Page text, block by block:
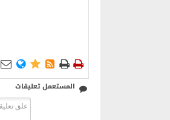
     
المستعمل تعليقات